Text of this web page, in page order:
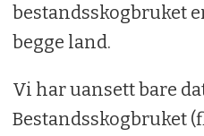
bestandsskogbruket
begge land.
Vi har uansett bare
Bestandsskogbruket